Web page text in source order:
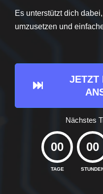
Es unterstützt dich
umzusetzen und
JETZT
Nächstes
00
TAGE
00